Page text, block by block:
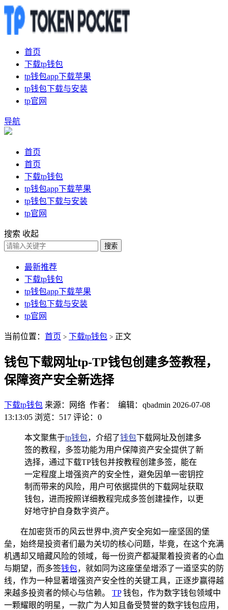
首页
下载tp钱包
tp钱包app下载苹果
tp钱包下载与安装
tp官网
导航
首页
首页
下载tp钱包
tp钱包app下载苹果
tp钱包下载与安装
tp官网
搜索 收起
搜索
最新推荐
下载tp钱包
tp钱包app下载苹果
tp钱包下载与安装
tp官网
当前位置： 首页 > 下载tp钱包 > 正文
钱包下载网址tp-TP钱包创建多签教程，
保障资产安全新选择
下载tp钱包 来源：网络 作者： 编辑：qbadmin 2026-07-08
13:13:05 浏览：517 评论：0
本文聚焦于tp钱包，介绍了钱包下载网址及创建多
签的教程，多签功能为用户保障资产安全提供了新
选择，通过下载TP钱包并按教程创建多签，能在
一定程度上增强资产的安全性，避免因单一密钥控
制而带来的风险，用户可依据提供的下载网址获取
钱包，进而按照详细教程完成多签创建操作，以更
好地守护自身数字资产。
在加密货币的风云世界中,资产安全宛如一座坚固的堡
垒，始终是投资者们最为关切的核心问题，毕竟，在这个充满
机遇却又暗藏风险的领域，每一份资产都凝聚着投资者的心血
与期望，而多签钱包，就如同为这座堡垒增添了一道坚实的防
线，作为一种显著增强资产安全性的关键工具，正逐步赢得越
来越多投资者的倾心与信赖。 TP钱包，作为数字钱包领域中
一颗耀眼的明星，一款广为人知且备受赞誉的数字钱包应用，